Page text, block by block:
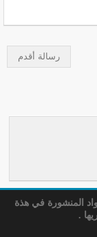
رسالة أقدم
المنشورة في هذة
.